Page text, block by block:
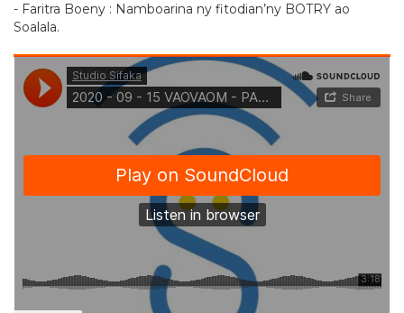
- Faritra Boeny : Namboarina ny fitodian’ny BOTRY ao
Soalala.